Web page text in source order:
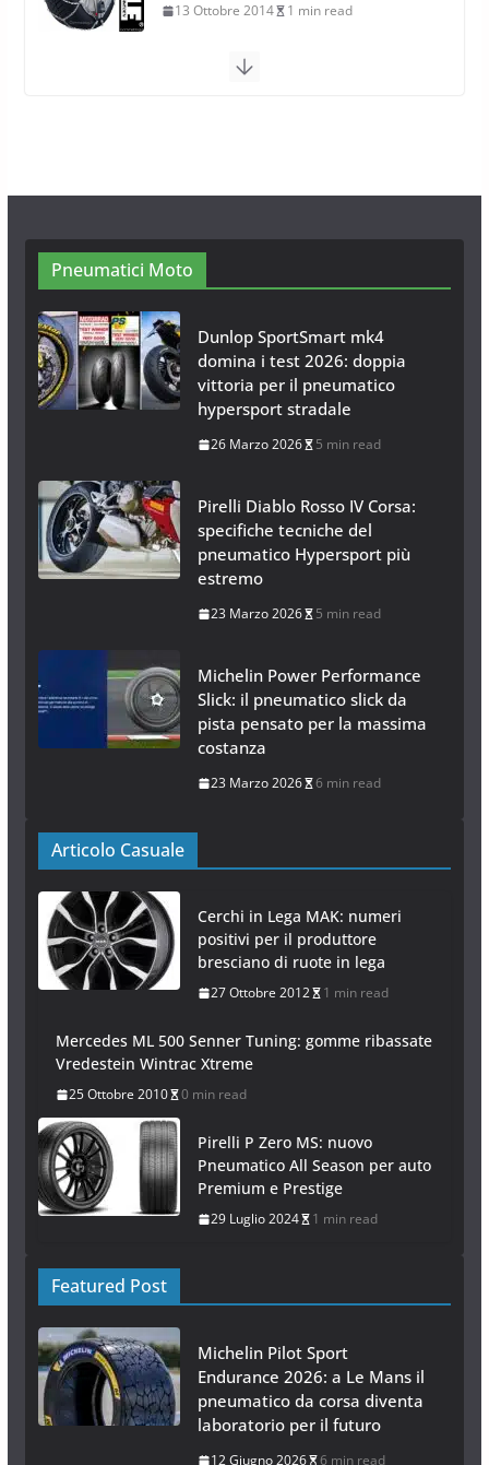
26 Ottobre 2013 1 min read
Calze da Neve per Auto 2025:
26 Gennaio 2017
Pneumatici Moto
Dunlop SportSmart mk4
domina i test 2026: doppia
vittoria per il pneumatico
hypersport stradale
26 Marzo 2026 5 min read
Pirelli Diablo Rosso IV Corsa:
specifiche tecniche del
pneumatico Hypersport più
estremo
23 Marzo 2026 5 min read
Michelin Power Performance
Slick: il pneumatico slick da
pista pensato per la massima
costanza
23 Marzo 2026 6 min read
Articolo Casuale
Cerchi in Lega MAK: numeri
positivi per il produttore
bresciano di ruote in lega
27 Ottobre 2012 1 min read
Mercedes ML 500 Senner Tuning: gomme ribassate
Vredestein Wintrac Xtreme
25 Ottobre 2010 0 min read
Pirelli P Zero MS: nuovo
Pneumatico All Season per auto
Premium e Prestige
29 Luglio 2024 1 min read
Featured Post
Michelin Pilot Sport
Endurance 2026: a Le Mans il
pneumatico da corsa diventa
laboratorio per il futuro
12 Giugno 2026 6 min read